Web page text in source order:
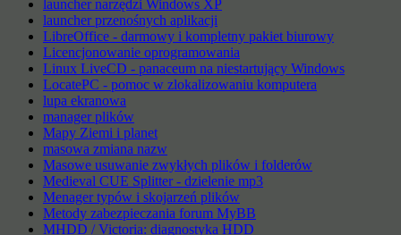
launcher narzędzi Windows XP
launcher przenośnych aplikacji
LibreOffice - darmowy i kompletny pakiet biurowy
Licencjonowanie oprogramowania
Linux LiveCD - panaceum na niestartujący Windows
LocatePC - pomoc w zlokalizowaniu komputera
lupa ekranowa
manager plików
Mapy Ziemi i planet
masowa zmiana nazw
Masowe usuwanie zwykłych plików i folderów
Medieval CUE Splitter - dzielenie mp3
Menager typów i skojarzeń plików
Metody zabezpieczania forum MyBB
MHDD / Victoria: diagnostyka HDD